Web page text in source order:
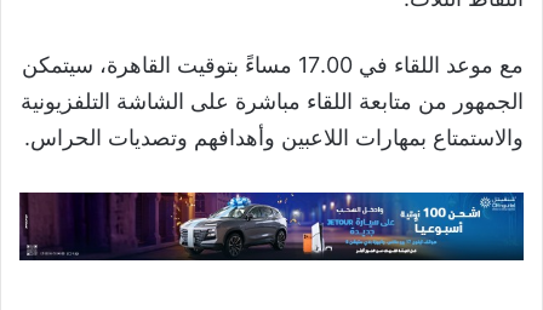
مع موعد اللقاء في 17.00 مساءً بتوقيت القاهرة، سيتمكن
الجمهور من متابعة اللقاء مباشرة على الشاشة التلفزيونية
والاستمتاع بمهارات اللاعبين وأهدافهم وتصديات الحراس.